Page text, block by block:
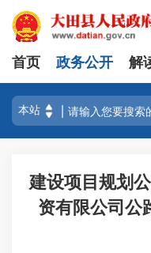
首页 政务公开 解
建设项目规划
资有限公司公